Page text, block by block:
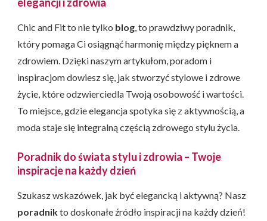
elegancji i zdrowia
Chic and Fit to nie tylko blog, to prawdziwy poradnik,
który pomaga Ci osiągnąć harmonię między pięknem a
zdrowiem. Dzięki naszym artykułom, poradom i
inspiracjom dowiesz się, jak stworzyć stylowe i zdrowe
życie, które odzwierciedla Twoją osobowość i wartości.
To miejsce, gdzie elegancja spotyka się z aktywnością, a
moda staje się integralną częścią zdrowego stylu życia.
Poradnik do świata stylu i zdrowia – Twoje
inspiracje na każdy dzień
Szukasz wskazówek, jak być elegancką i aktywną? Nasz
poradnikto doskonałe źródło inspiracji na każdy dzień!